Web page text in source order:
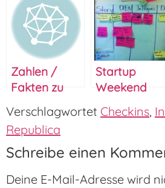
Zahlen /
Fakten zu
Checkins in
den USA
Startup
Weekend
Berlin 2012
Verschlagwortet Checkins,
Republica
Schreibe einen
Deine E-Mail-Adresse wird